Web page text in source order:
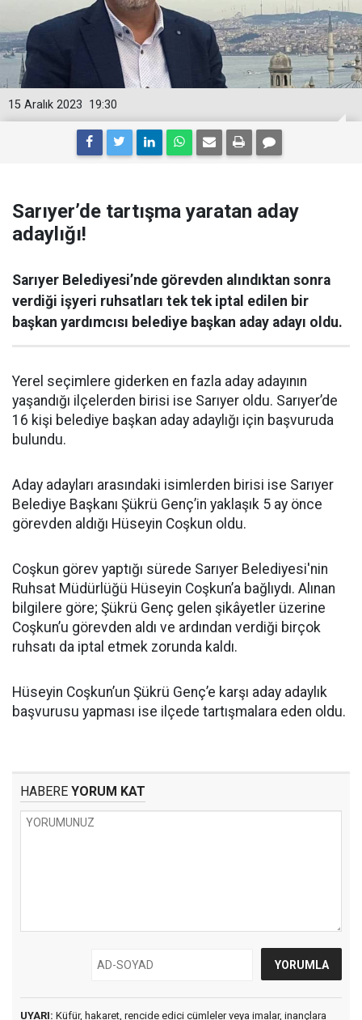
19:30
15 Aralık 2023
Sarıyer’de tartışma yaratan aday
adaylığı!
Sarıyer Belediyesi’nde görevden alındıktan sonra
verdiği işyeri ruhsatları tek tek iptal edilen bir
başkan yardımcısı belediye başkan aday adayı oldu.
Yerel seçimlere giderken en fazla aday adayının
yaşandığı ilçelerden birisi ise Sarıyer oldu. Sarıyer’de
16 kişi belediye başkan aday adaylığı için başvuruda
bulundu.
Aday adayları arasındaki isimlerden birisi ise Sarıyer
Belediye Başkanı Şükrü Genç’in yaklaşık 5 ay önce
görevden aldığı Hüseyin Coşkun oldu.
Coşkun görev yaptığı sürede Sarıyer Belediyesi'nin
Ruhsat Müdürlüğü Hüseyin Coşkun’a bağlıydı. Alınan
bilgilere göre; Şükrü Genç gelen şikâyetler üzerine
Coşkun’u görevden aldı ve ardından verdiği birçok
ruhsatı da iptal etmek zorunda kaldı.
Hüseyin Coşkun’un Şükrü Genç’e karşı aday adaylık
başvurusu yapması ise ilçede tartışmalara eden oldu.
HABERE YORUM KAT
UYARI: Küfür, hakaret, rencide edici cümleler veya imalar, inançlara